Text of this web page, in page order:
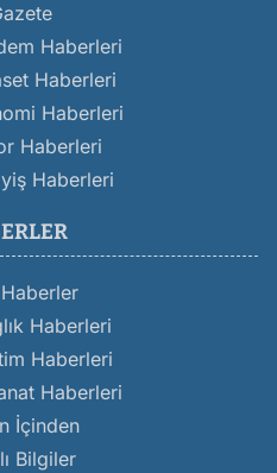
Haberleri
Haberleri
Haberleri
Haberleri
Haberleri
Haberleri
Haberleri
Haberleri
İçinden
Bilgiler